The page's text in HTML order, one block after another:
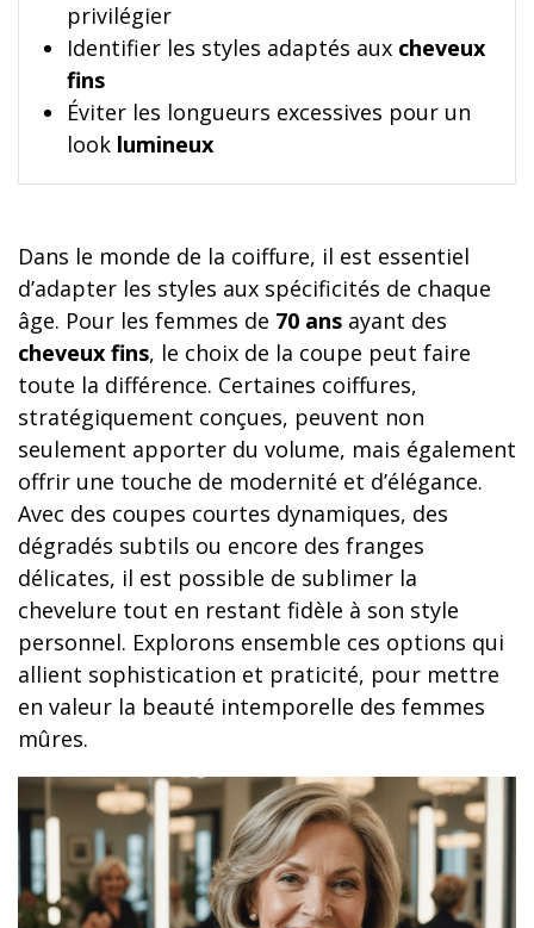
privilégier
Identifier les styles adaptés aux cheveux
fins
Éviter les longueurs excessives pour un
look lumineux
Dans le monde de la coiffure, il est essentiel
d’adapter les styles aux spécificités de chaque
âge. Pour les femmes de 70 ans ayant des
cheveux fins, le choix de la coupe peut faire
toute la différence. Certaines coiffures,
stratégiquement conçues, peuvent non
seulement apporter du volume, mais également
offrir une touche de modernité et d’élégance.
Avec des coupes courtes dynamiques, des
dégradés subtils ou encore des franges
délicates, il est possible de sublimer la
chevelure tout en restant fidèle à son style
personnel. Explorons ensemble ces options qui
allient sophistication et praticité, pour mettre
en valeur la beauté intemporelle des femmes
mûres.